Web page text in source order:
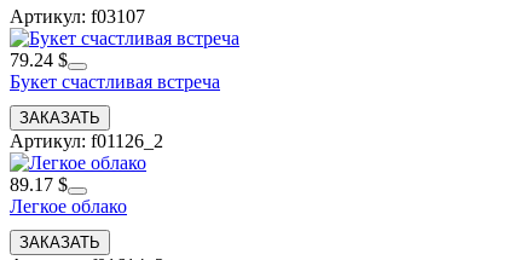
Артикул: f03107
79.24 $
Букет счастливая встреча
Артикул: f01126_2
89.17 $
Легкое облако